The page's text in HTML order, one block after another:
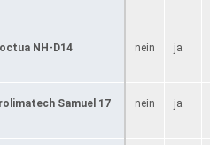
NH-D14 nein ja
Samuel 17 nein ja